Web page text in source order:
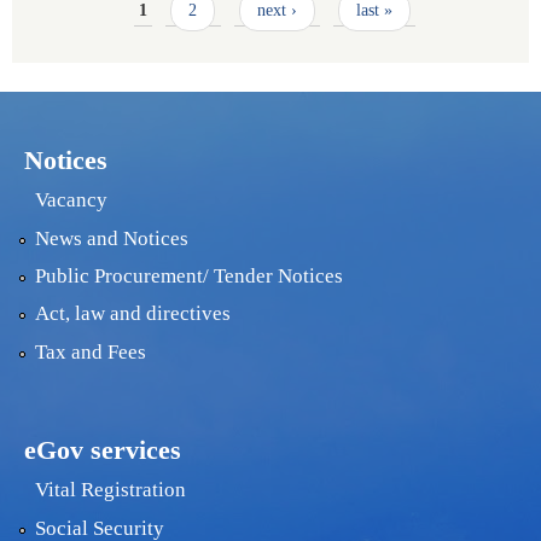
1 2 next › last »
Notices
Vacancy
News and Notices
Public Procurement/ Tender Notices
Act, law and directives
Tax and Fees
eGov services
Vital Registration
Social Security